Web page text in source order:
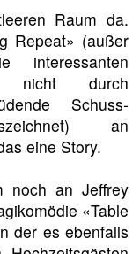
Raum da.
Repeat» (außer
interessanten
nicht durch
Schuss-
an
eine Story.
noch an Jeffrey
«Table
der es ebenfalls